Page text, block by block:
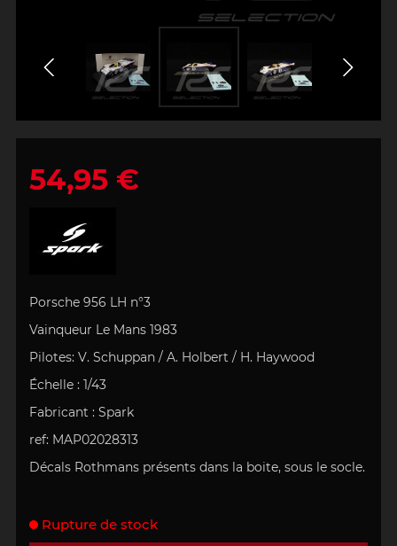
54,95 €
Porsche 956 LH n°3
Vainqueur Le Mans 1983
Pilotes: V. Schuppan / A. Holbert / H. Haywood
Échelle : 1/43
Fabricant : Spark
ref: MAP02028313
Décals Rothmans présents dans la boite, sous le socle.
Rupture de stock